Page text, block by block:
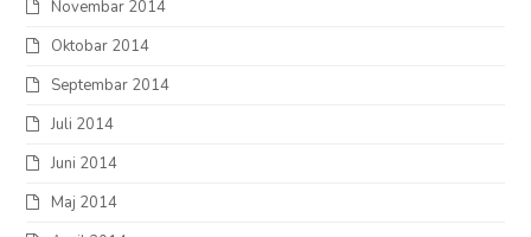
Novembar 2014
Oktobar 2014
Septembar 2014
Juli 2014
Juni 2014
Maj 2014